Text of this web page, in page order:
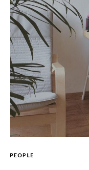
PEOPLE